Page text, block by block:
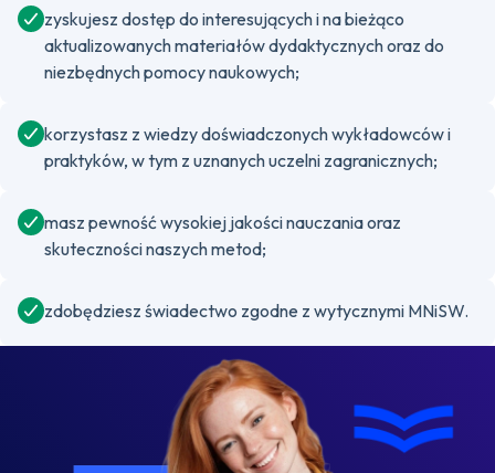
zyskujesz dostęp do interesujących i na bieżąco
aktualizowanych materiałów dydaktycznych oraz do
niezbędnych pomocy naukowych;
korzystasz z wiedzy doświadczonych wykładowców i
praktyków, w tym z uznanych uczelni zagranicznych;
masz pewność wysokiej jakości nauczania oraz
skuteczności naszych metod;
zdobędziesz świadectwo zgodne z wytycznymi MNiSW.